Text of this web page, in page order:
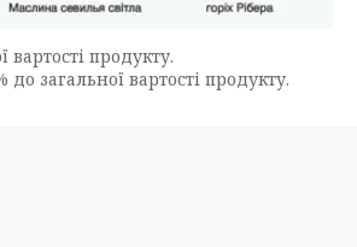
продукту.
загальної вартості продукту.